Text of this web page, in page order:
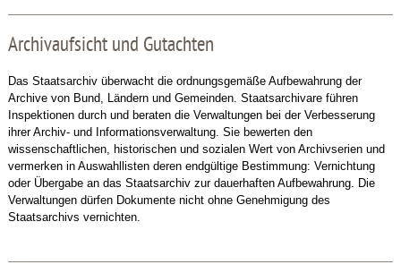
Archivaufsicht und Gutachten
Das Staatsarchiv überwacht die ordnungsgemäße Aufbewahrung der
Archive von Bund, Ländern und Gemeinden. Staatsarchivare führen
Inspektionen durch und beraten die Verwaltungen bei der Verbesserung
ihrer Archiv- und Informationsverwaltung. Sie bewerten den
wissenschaftlichen, historischen und sozialen Wert von Archivserien und
vermerken in Auswahllisten deren endgültige Bestimmung: Vernichtung
oder Übergabe an das Staatsarchiv zur dauerhaften Aufbewahrung. Die
Verwaltungen dürfen Dokumente nicht ohne Genehmigung des
Staatsarchivs vernichten.